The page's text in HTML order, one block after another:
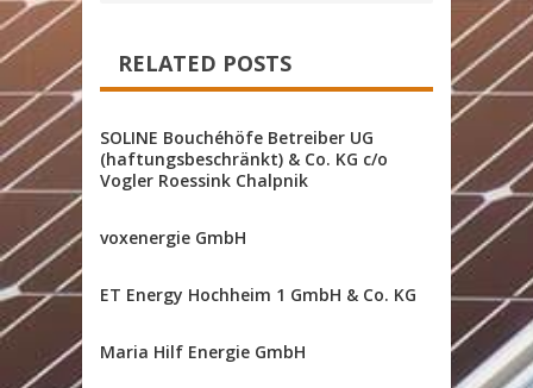
RELATED POSTS
SOLINE Bouchéhöfe Betreiber UG
(haftungsbeschränkt) & Co. KG c/o
Vogler Roessink Chalpnik
voxenergie GmbH
ET Energy Hochheim 1 GmbH & Co. KG
Maria Hilf Energie GmbH